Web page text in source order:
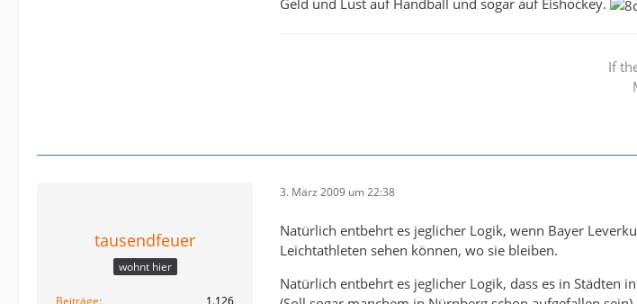
If
tausendfeuer
wohnt hier
3. März 2009 um 22:38
Natürlich entbehrt es jeglicher Logik, wenn Bayer
Leichtathleten sehen können, wo sie bleiben.
Natürlich entbehrt es jeglicher Logik, dass es in Städten